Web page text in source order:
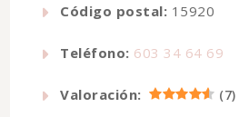
Código postal: 15920
Teléfono: 603 34 64 69
Valoración: (7)